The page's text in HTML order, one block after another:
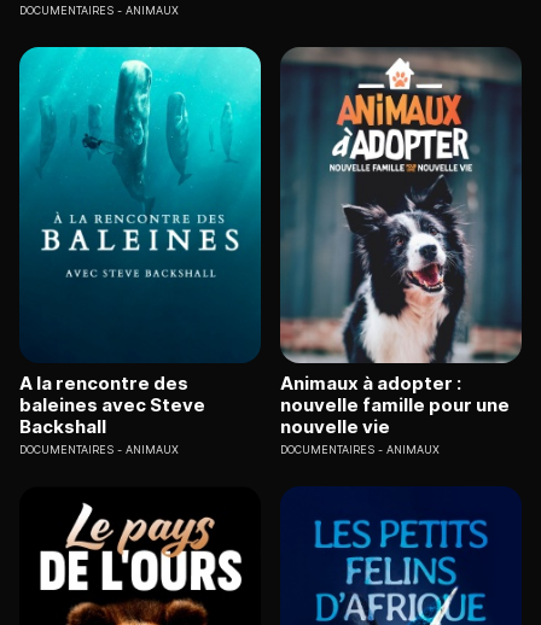
DOCUMENTAIRES ANIMAUX
A la rencontre des
baleines avec Steve
Backshall
DOCUMENTAIRES ANIMAUX
Animaux à adopter :
nouvelle famille pour une
nouvelle vie
DOCUMENTAIRES ANIMAUX